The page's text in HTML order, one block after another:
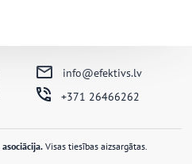
info@efektivs.lv
+371 26466262
Visas tiesības aizsargātas.